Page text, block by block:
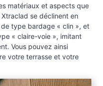
matériaux et aspects que
se déclinent en
type bardage « clin », et
« claire-voie », imitant
Vous pouvez ainsi
votre terrasse et votre